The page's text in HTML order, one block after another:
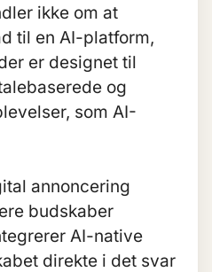
ikke om at
til en AI-platform,
er designet til
og
som AI-
annoncering
budskaber
AI-native
direkte i det svar